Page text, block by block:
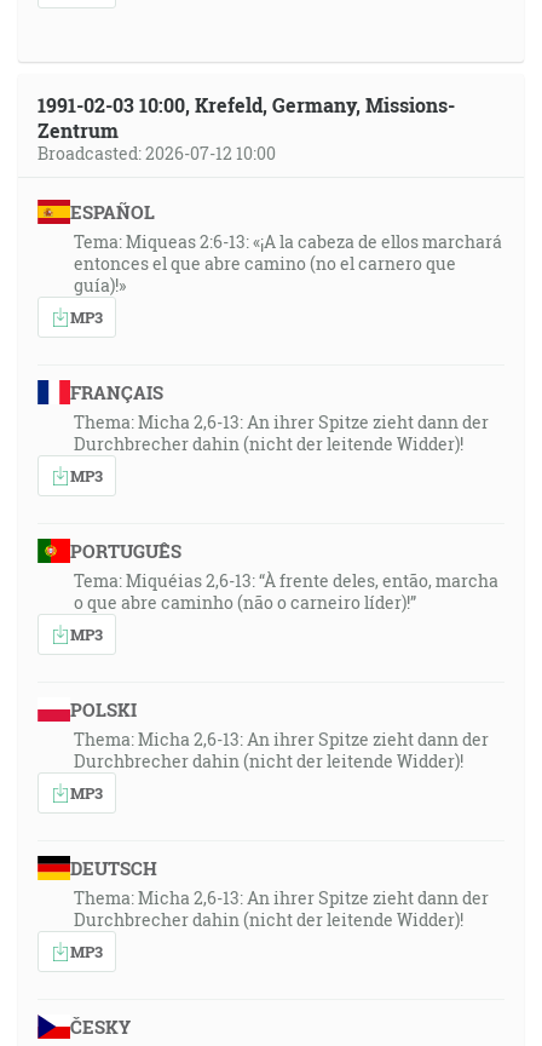
1991-02-03 10:00, Krefeld, Germany, Missions-
Zentrum
Broadcasted: 2026-07-12 10:00
ESPAÑOL
Tema: Miqueas 2:6-13: «¡A la cabeza de ellos marchará
entonces el que abre camino (no el carnero que
guía)!»
MP3
FRANÇAIS
Thema: Micha 2,6-13: An ihrer Spitze zieht dann der
Durchbrecher dahin (nicht der leitende Widder)!
MP3
PORTUGUÊS
Tema: Miquéias 2,6-13: “À frente deles, então, marcha
o que abre caminho (não o carneiro líder)!”
MP3
POLSKI
Thema: Micha 2,6-13: An ihrer Spitze zieht dann der
Durchbrecher dahin (nicht der leitende Widder)!
MP3
DEUTSCH
Thema: Micha 2,6-13: An ihrer Spitze zieht dann der
Durchbrecher dahin (nicht der leitende Widder)!
MP3
ČESKY